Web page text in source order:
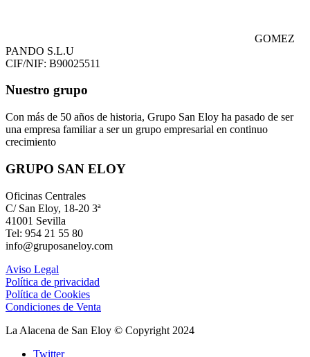
GOMEZ
PANDO S.L.U
CIF/NIF: B90025511
Nuestro grupo
Con más de 50 años de historia, Grupo San Eloy ha pasado de ser
una empresa familiar a ser un grupo empresarial en continuo
crecimiento
GRUPO SAN ELOY
Oficinas Centrales
C/ San Eloy, 18-20 3ª
41001 Sevilla
Tel: 954 21 55 80
info@gruposaneloy.com
Aviso Legal
Política de privacidad
Política de Cookies
Condiciones de Venta
La Alacena de San Eloy © Copyright 2024
Twitter